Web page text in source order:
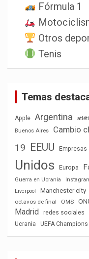
Fórmula 1
Otros
Tenis
Temas
Apple Argentina
Buenos Aires
Cambio
19
EEUU Empresas
Unidos
Europa
Guerra en Ucrania
Liverpool Manchester city
octavos de final OMS
Madrid
redes sociales
Ucrania
UEFA